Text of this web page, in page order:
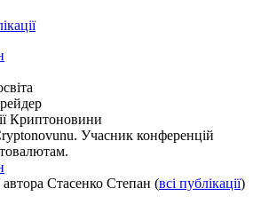
Криптоновини
Учасник конференцій
автора Стасенко Степан (всі публікації)